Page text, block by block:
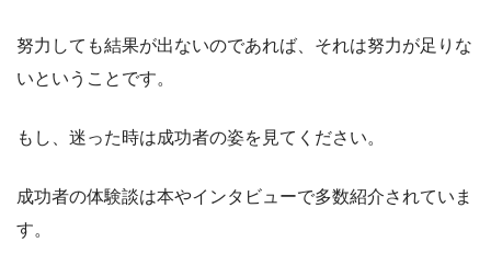
努力しても結果が出ないのであれば、それは努力が足りな
いということです。
もし、迷った時は成功者の姿を見てください。
成功者の体験談は本やインタビューで多数紹介されていま
す。